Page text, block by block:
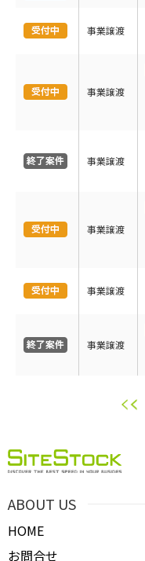
事業譲渡
事業譲渡
事業譲渡
事業譲渡
事業譲渡
事業譲渡
ABOUT US
HOME
お問合せ